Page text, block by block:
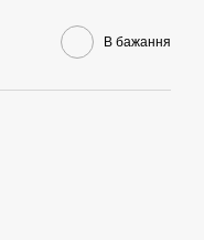
В бажання